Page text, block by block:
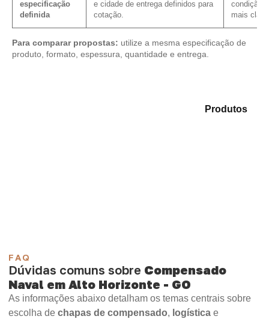
especificação
definida
e cidade de entrega definidos para
cotação.
condição
mais
Para comparar propostas: utilize a mesma especificação de
produto, formato, espessura, quantidade e entrega.
Produtos
FAQ
Dúvidas comuns sobre Compensado
Naval em Alto Horizonte - GO
As informações abaixo detalham os temas centrais sobre
escolha de chapas de compensado, logística e